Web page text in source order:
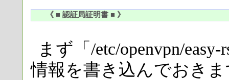
《 ■ 認証局証明書 ■ 》
まず「/etc/openvpn/
情報を書き込んでおき